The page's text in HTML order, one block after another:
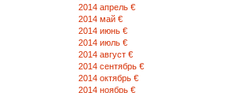
2014 апрель €
2014 май €
2014 июнь €
2014 июль €
2014 август €
2014 сентябрь €
2014 октябрь €
2014 ноябрь €